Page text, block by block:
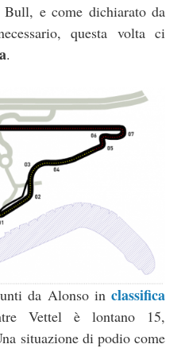
Bull, e come dichiarato da
questa volta ci
.
da Alonso in classifica
Vettel è lontano 15,
situazione di podio come